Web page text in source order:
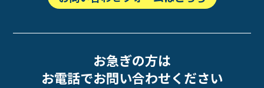
お急ぎの方は
お電話でお問い合わせください